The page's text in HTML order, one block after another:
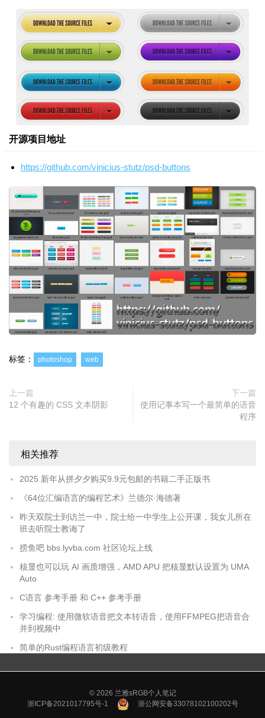
开源项目地址
https://github.com/vinicius-stutz/psd-buttons
标签： photoshop web
上一篇
12 个有趣的 CSS 文本阴影
下一篇
使用记事本写一个最简单的语音
程序
相关推荐
2025 新年从拼夕夕购买9.9元包邮的书籍二手正版书
《64位汇编语言的编程艺术》兰德尔·海德著
昨天双院士到访兰一中，院士给一中学生上公开课，我女儿所在
班去听院士教诲了
捞鱼吧 bbs.lyvba.com 社区论坛上线
核显也可以玩 AI 画质增强，AMD APU 把核显默认设置为 UMA
Auto
C语言 参考手册 和 C++ 参考手册
学习编程: 使用微软语音把文本转语音，使用FFMPEG把语音合
并到视频中
简单的Rust编程语言初级教程
© 2026 兰雅sRGB个人笔记
浙ICP备2021017795号-1
浙公网安备33078102100202号